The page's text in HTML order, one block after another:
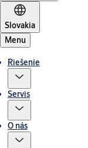
Slovakia
Menu
Riešenie
Servis
O nás